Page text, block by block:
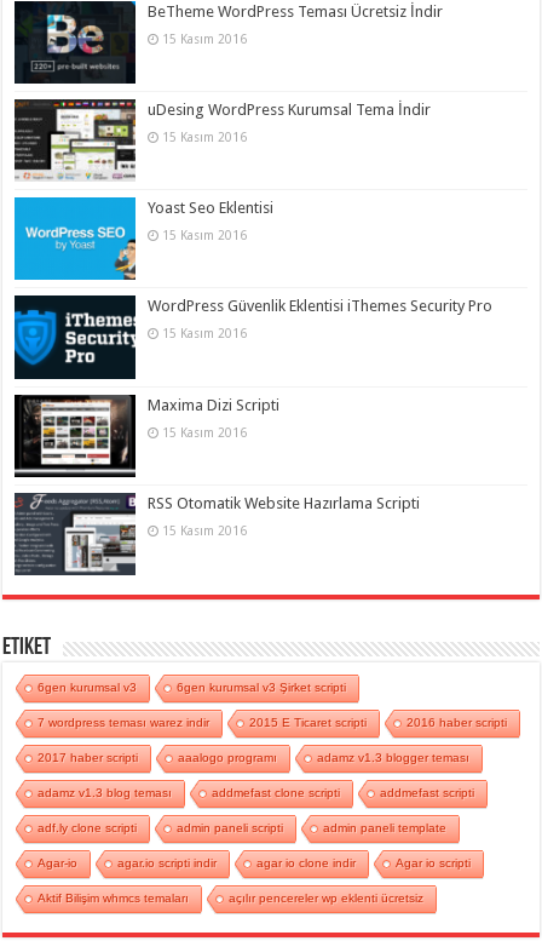
BeTheme WordPress Teması Ücretsiz İndir
15 Kasım 2016
uDesing WordPress Kurumsal Tema İndir
15 Kasım 2016
Yoast Seo Eklentisi
15 Kasım 2016
WordPress Güvenlik Eklentisi iThemes Security Pro
15 Kasım 2016
Maxima Dizi Scripti
15 Kasım 2016
RSS Otomatik Website Hazırlama Scripti
15 Kasım 2016
Etiket
6gen kurumsal v3 6gen kurumsal v3 Şirket scripti
7 wordpress teması warez indir 2015 E Ticaret scripti 2016 haber scripti
2017 haber scripti aaalogo programı adamz v1.3 blogger teması
adamz v1.3 blog teması addmefast clone scripti addmefast scripti
adf.ly clone scripti admin paneli scripti admin paneli template
Agar-io agar.io scripti indir agar io clone indir Agar io scripti
Aktif Bilişim whmcs temaları açılır pencereler wp eklenti ücretsiz